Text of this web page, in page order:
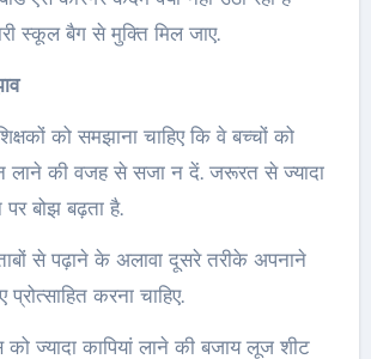
स्कूल बैग से मुक्ति मिल जाए.
शिक्षकों को समझाना चाहिए कि वे बच्चों को
लाने की वजह से सजा न दें. जरूरत से ज्यादा
बोझ बढ़ता है.
से पढ़ाने के अलावा दूसरे तरीके अपनाने
करना चाहिए.
ज्यादा कापियां लाने की बजाय लूज शीट